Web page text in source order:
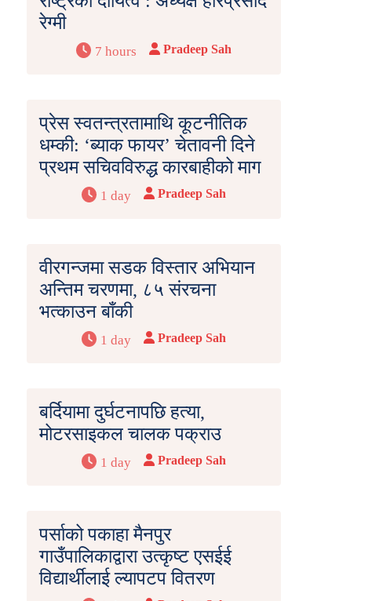
रेग्मी
7 hours Pradeep Sah
प्रेस स्वतन्त्रतामाथि कूटनीतिक
धम्की: ‘ब्याक फायर’ चेतावनी दिने
प्रथम सचिवविरुद्ध कारबाहीको माग
1 day Pradeep Sah
वीरगन्जमा सडक विस्तार अभियान
अन्तिम चरणमा, ८५ संरचना
भत्काउन बाँकी
1 day Pradeep Sah
बर्दियामा दुर्घटनापछि हत्या,
मोटरसाइकल चालक पक्राउ
1 day Pradeep Sah
पर्साको पकाहा मैनपुर
गाउँपालिकाद्वारा उत्कृष्ट एसईई
विद्यार्थीलाई ल्यापटप वितरण